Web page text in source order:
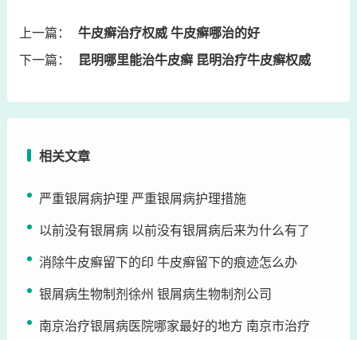
上一篇：
牛皮癣治疗权威 牛皮癣哪治的好
下一篇：
昆明哪里能治牛皮癣 昆明治疗牛皮癣权威
相关文章
严重银屑病护理 严重银屑病护理措施
以前没有银屑病 以前没有银屑病后来为什么有了
消除牛皮癣留下的印 牛皮癣留下的痕迹怎么办
银屑病生物制剂徐州 银屑病生物制剂公司
南京治疗银屑病医院哪家最好的地方 南京市治疗